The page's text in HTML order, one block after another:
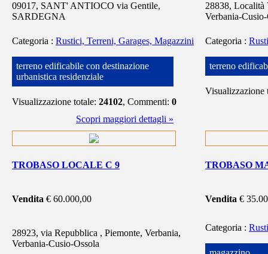
09017, SANT' ANTIOCO via Gentile,
SARDEGNA
Categoria : Rustici, Terreni, Garages, Magazzini
terreno edificabile con destinazione
urbanistica residenziale
Visualizzazione totale: 24102, Commenti: 0
Scopri maggiori dettagli »
28838, Località
Verbania-
Categoria :
terreno
Visualizzazione
TROBASO LOCALE C 9
Vendita € 60.000,00
28923, via Repubblica , Piemonte, Verbania,
Verbania-Cusio-Ossola
TROBASO
Vendita €
Categoria :